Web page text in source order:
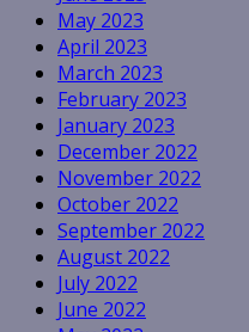
May 2023
April 2023
March 2023
February 2023
January 2023
December 2022
November 2022
October 2022
September 2022
August 2022
July 2022
June 2022